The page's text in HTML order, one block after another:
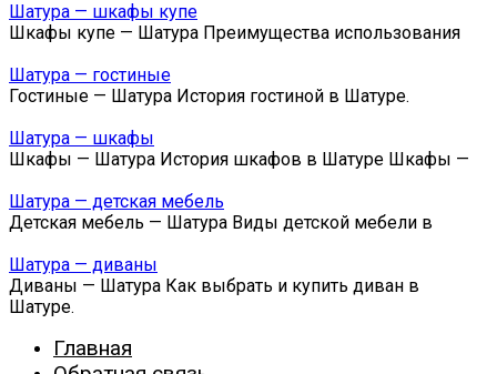
Шатура — шкафы купе
Шкафы купе — Шатура Преимущества использования
Шатура — гостиные
Гостиные — Шатура История гостиной в Шатуре.
Шатура — шкафы
Шкафы — Шатура История шкафов в Шатуре Шкафы —
Шатура — детская мебель
Детская мебель — Шатура Виды детской мебели в
Шатура — диваны
Диваны — Шатура Как выбрать и купить диван в
Шатуре.
Главная